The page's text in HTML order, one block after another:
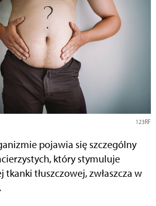
123RF
pojawia się szczególny
który stymuluje
tłuszczowej, zwłaszcza w